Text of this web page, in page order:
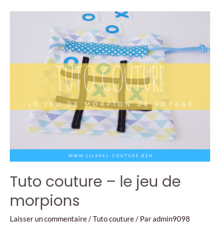
Tuto couture – le jeu de
morpions
Laisser un commentaire/Tuto couture/ Paradmin9098